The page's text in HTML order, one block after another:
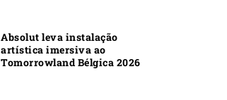
Absolut leva instalação
artística imersiva ao
Tomorrowland Bélgica 2026